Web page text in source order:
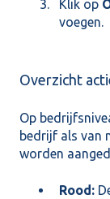
Klik op
voegen.
Overzicht
Op
bedrijf als van
worden
Rood: